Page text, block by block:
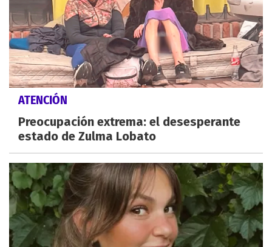
ATENCIÓN
Preocupación extrema: el desesperante
estado de Zulma Lobato